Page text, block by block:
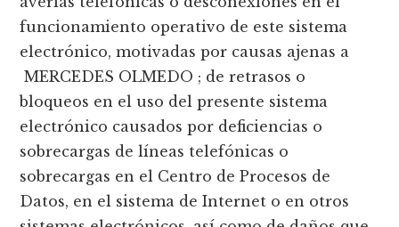
funcionamiento operativo de este sistema
electrónico, motivadas por causas ajenas a
MERCEDES OLMEDO ; de retrasos o
bloqueos en el uso del presente sistema
electrónico causados por deficiencias o
sobrecargas de líneas telefónicas o
sobrecargas en el Centro de Procesos de
Datos, en el sistema de Internet o en otros